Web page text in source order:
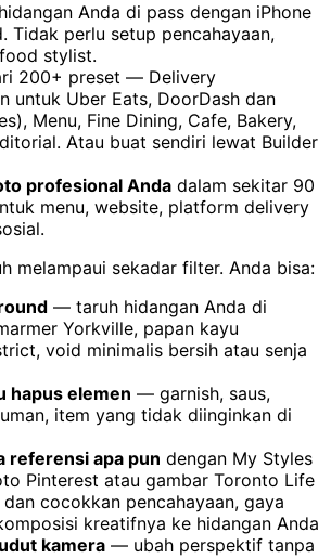
hidangan Anda di pass dengan iPhone
Tidak perlu setup pencahayaan,
stylist.
200+ preset — Delivery
untuk Uber Eats, DoorDash dan
Menu, Fine Dining, Cafe, Bakery,
Atau buat sendiri lewat Builder
profesional Anda dalam sekitar 90
menu, website, platform delivery
melampaui sekadar filter. Anda bisa:
— taruh hidangan Anda di
Yorkville, papan kayu
void minimalis bersih atau senja
hapus elemen — garnish, saus,
item yang tidak diinginkan di
referensi apa pun dengan My Styles
Pinterest atau gambar Toronto Life
cocokkan pencahayaan, gaya
kreatifnya ke hidangan Anda
kamera — ubah perspektif tanpa